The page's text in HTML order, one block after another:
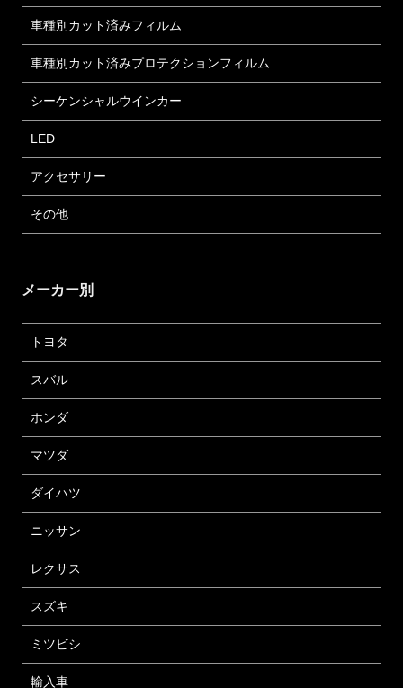
車種別カット済みフィルム
車種別カット済みプロテクションフィルム
シーケンシャルウインカー
LED
アクセサリー
その他
メーカー別
トヨタ
スバル
ホンダ
マツダ
ダイハツ
ニッサン
レクサス
スズキ
ミツビシ
輸入車